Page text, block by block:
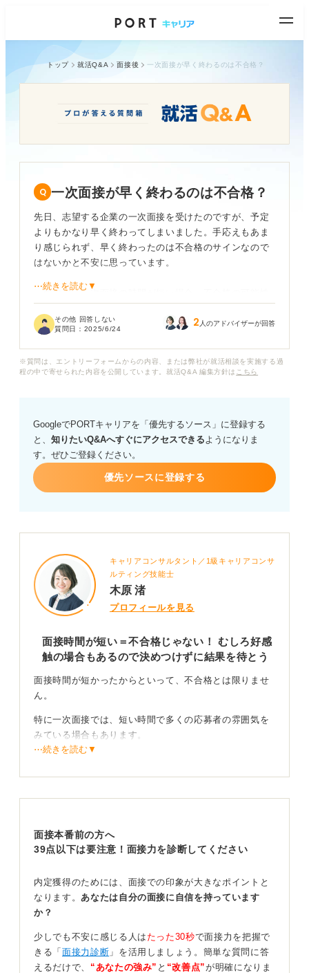
トップ 就活Q&A 面接後 一次面接が早く終わるのは不合格？
一次面接が早く終わるのは不合格？
先日、志望する企業の一次面接を受けたのですが、予定
よりもかなり早く終わってしまいました。手応えもあま
り感じられず、早く終わったのは不合格のサインなので
はないかと不安に思っています。
一般的に、一次面接の時間が短い場合、不合格の可能性
で応募者の何を見極めているのでしょうか？
ょうか？ 面接時間と合否の関係について詳しく教えてく
⋯続きを読む▼
その他 回答しない
質問日： 2025/6/24 2 人のアドバイザーが回答
※質問は、エントリーフォームからの内容、または弊社が就活相談を実施する過
程の中で寄せられた内容を公開しています。就活Q&A 編集方針は こちら
GoogleでPORTキャリアを「優先するソース」に登録する
と、 知りたいQ&Aへすぐにアクセスできるようになりま
す。ぜひご登録ください。
優先ソースに登録する
キャリアコンサルタント／1級キャリアコンサ
ルティング技能士
木原 渚
プロフィールを見る
面接時間が短い＝不合格じゃない！ むしろ好感
触の場合もあるので決めつけずに結果を待とう
面接時間が短かったからといって、不合格とは限りませ
ん。
特に一次面接では、短い時間で多くの応募者の雰囲気を
みている場合もあります。
性が考えられます。
・早い段階で「合格」と判断されたため、それ以上質問
・面接官のスケジュールが押していた
・あなたの回答が的確で、スムーズに進行した
0
⋯続きを読む▼
面接本番前の方へ
39点以下は要注意！面接力を診断してください
内定獲得のためには、面接での印象が大きなポイントと
なります。 あなたは自分の面接に自信を持っています
か？
少しでも不安に感じる人は たった30秒で面接力を把握で
きる「 面接力診断 」を活用しましょう。簡単な質問に答
えるだけで、 “あなたの強み” と “改善点”が明確になりま